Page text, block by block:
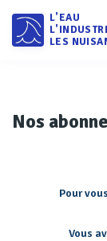
L'EAU
LES
Nos
Pour
Vous